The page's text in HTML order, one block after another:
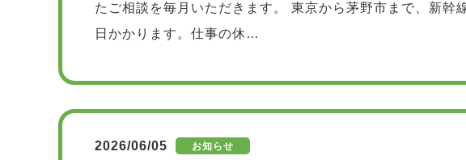
たご相談を毎月いただきます。 東京から茅野市まで、新幹
日かかります。仕事の休…
2026/06/05 お知らせ